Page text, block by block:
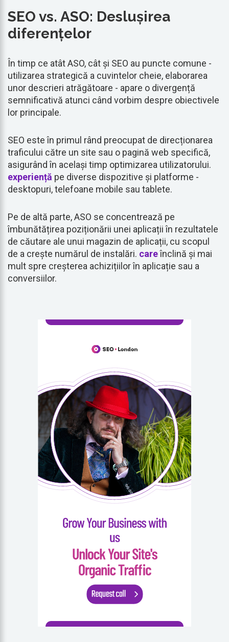
SEO vs. ASO: Deslușirea
diferențelor
În timp ce atât ASO, cât și SEO au puncte comune -
utilizarea strategică a cuvintelor cheie, elaborarea
unor descrieri atrăgătoare - apare o divergență
semnificativă atunci când vorbim despre obiectivele
lor principale.
SEO este în primul rând preocupat de direcționarea
traficului către un site sau o pagină web specifică,
asigurând în același timp optimizarea utilizatorului.
experiență pe diverse dispozitive și platforme -
desktopuri, telefoane mobile sau tablete.
Pe de altă parte, ASO se concentrează pe
îmbunătățirea poziționării unei aplicații în rezultatele
de căutare ale unui magazin de aplicații, cu scopul
de a crește numărul de instalări. careînclină și mai
mult spre creșterea achizițiilor în aplicație sau a
conversiilor.